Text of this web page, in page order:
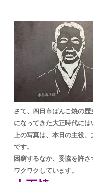
さて、四日市ばんこ焼の
になってきた大正時代には
上の写真は、本日の主役
です。
困窮するなか、妥協を許さ
ワクワクしています。